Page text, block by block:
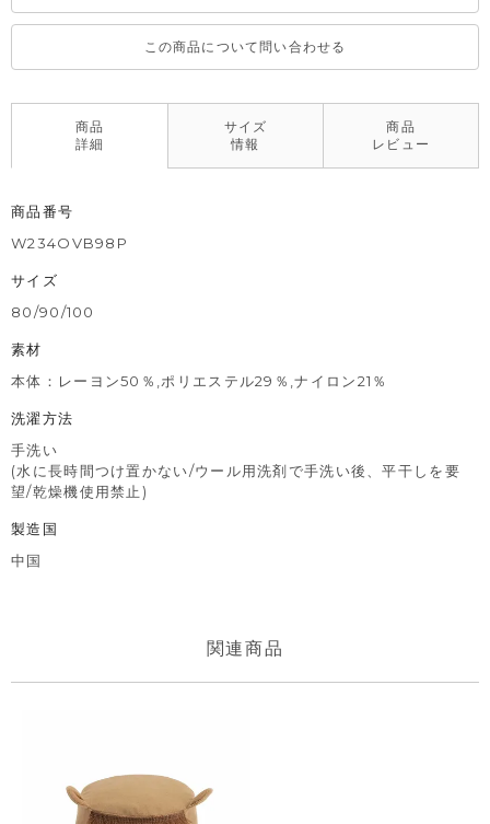
この商品について問い合わせる
商品
詳細
サイズ
情報
商品
レビュー
商品番号
W234OVB98P
サイズ
80/90/100
素材
本体：レーヨン50％,ポリエステル29％,ナイロン21％
洗濯方法
手洗い
(水に長時間つけ置かない/ウール用洗剤で手洗い後、平干しを要
望/乾燥機使用禁止)
製造国
中国